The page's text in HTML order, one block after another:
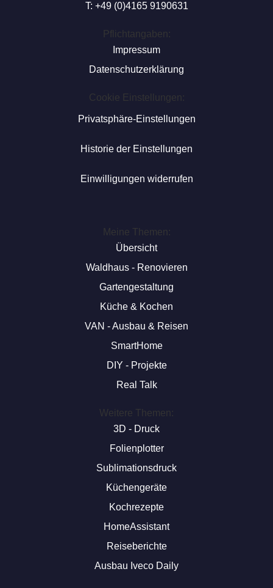
T: +49 (0)4165 9190631
Pflichtangaben:
Impressum
Datenschutzerklärung
Cookie Einstellungen:
Privatsphäre-Einstellungen
Historie der Einstellungen
Einwilligungen widerrufen
Meine Themen:
Übersicht
Waldhaus - Renovieren
Gartengestaltung
Küche & Kochen
VAN - Ausbau & Reisen
SmartHome
DIY - Projekte
Real Talk
Weitere Themen:
3D - Druck
Folienplotter
Sublimationsdruck
Küchengeräte
Kochrezepte
HomeAssistant
Reiseberichte
Ausbau Iveco Daily